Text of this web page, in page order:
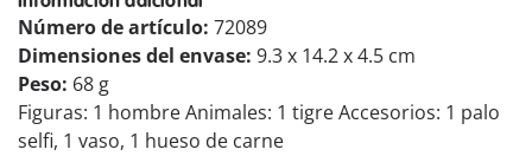
Número de artículo: 72089
Dimensiones del envase: 9.3 x 14.2 x 4.5 cm
Peso: 68 g
Figuras: 1 hombre Animales: 1 tigre Accesorios: 1 palo
selfi, 1 vaso, 1 hueso de carne